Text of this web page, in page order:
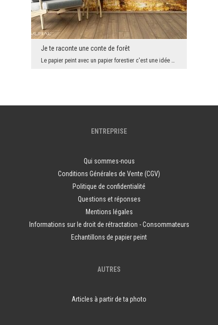
Je te raconte une conte de forêt
Le papier peint avec un papier forestier c'est une idée parfaite pour résoudre un problème de la ...
ENTREPRISE
Qui sommes-nous
Conditions Générales de Vente (CGV)
Politique de confidentialité
Questions et réponses
Mentions légales
Informations sur le droit de rétractation - Consommateurs
Echantillons de papier peint
AUTRES
Articles à partir de ta photo